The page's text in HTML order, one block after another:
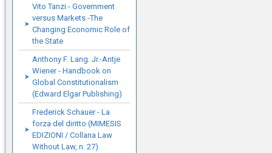
Vito Tanzi - Government
versus Markets -The
Changing Economic Role of
the State
Anthony F. Lang. Jr.-Antje
Wiener - Handbook on
Global Constitutionalism
(Edward Elgar Publishing)
Frederick Schauer - La
forza del diritto (MIMESIS
EDIZIONI / Collana Law
Without Law, n. 27)